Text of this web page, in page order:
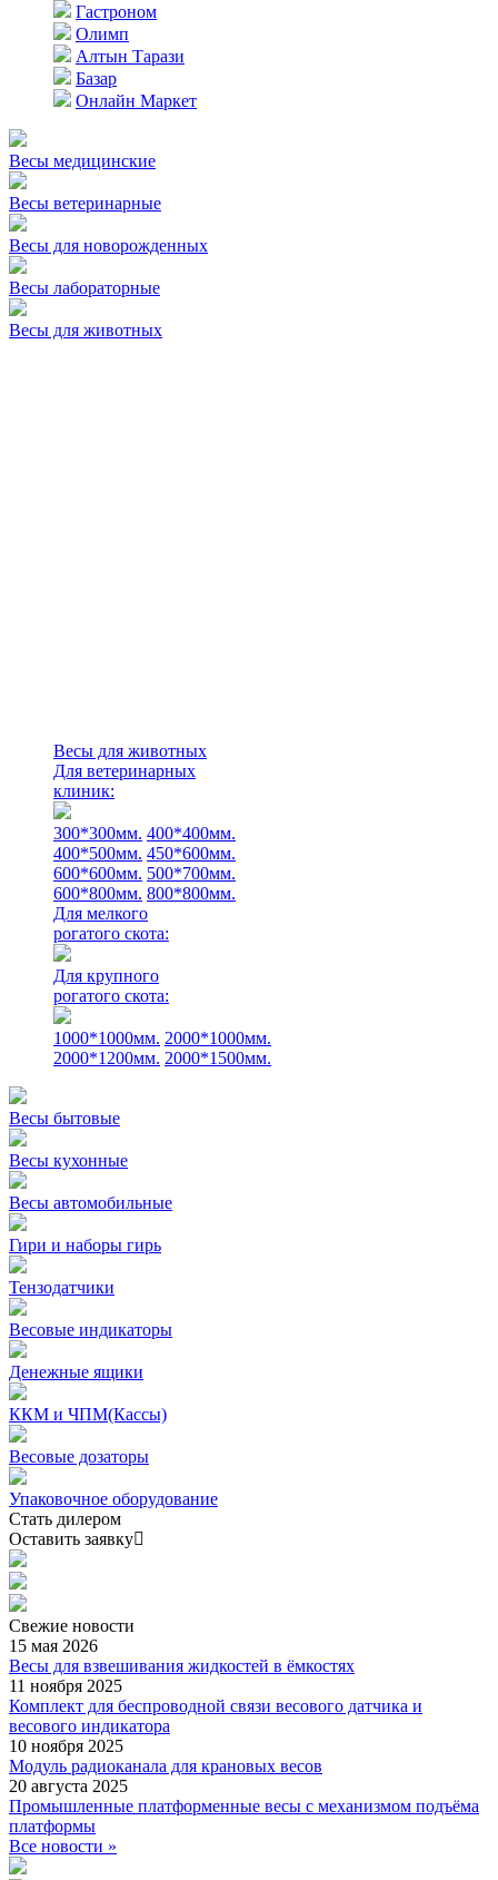
Гастроном
Олимп
Алтын Тарази
Базар
Онлайн Маркет
Весы медицинские
Весы ветеринарные
Весы для новорожденных
Весы лабораторные
Весы для животных
Весы для животных
Для ветеринарных
клиник:
300*300мм. 400*400мм.
400*500мм. 450*600мм.
600*600мм. 500*700мм.
600*800мм. 800*800мм.
Для мелкого
рогатого скота:
Для крупного
рогатого скота:
1000*1000мм. 2000*1000мм.
2000*1200мм. 2000*1500мм.
Весы бытовые
Весы кухонные
Весы автомобильные
Гири и наборы гирь
Тензодатчики
Весовые индикаторы
Денежные ящики
ККМ и ЧПМ(Кассы)
Весовые дозаторы
Упаковочное оборудование
Стать дилером
Оставить заявку
Свежие новости
15 мая 2026
Весы для взвешивания жидкостей в ёмкостях
11 ноября 2025
Комплект для беспроводной связи весового датчика и
весового индикатора
10 ноября 2025
Модуль радиоканала для крановых весов
20 августа 2025
Промышленные платформенные весы с механизмом подъёма
платформы
Все новости »